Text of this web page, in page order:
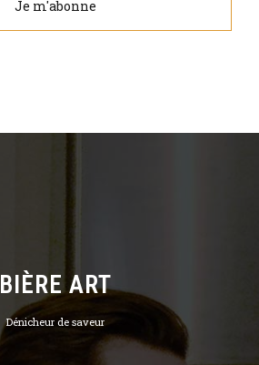
BIÈRE ART
Dénicheur de saveur